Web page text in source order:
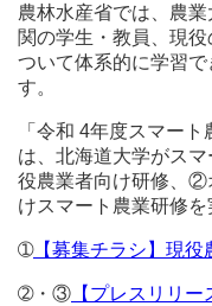
農林水産省では、農
関の学⽣・教員、現
ついて体系的に学習
す。
「令和 4年度スマー
は、北海道大学がス
役農業者向け研修、②
けスマート農業研修を
➀【募集チラシ】現役
➁・③ 【プレスリリ